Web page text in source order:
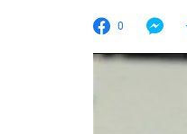
0